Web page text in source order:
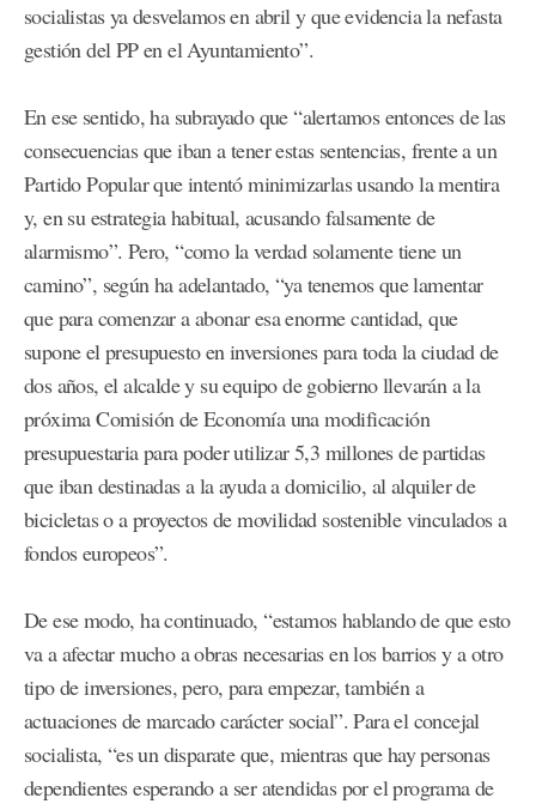
socialistas ya desvelamos en abril y que evidencia la nefasta
gestión del PP en el Ayuntamiento”.
En ese sentido, ha subrayado que “alertamos entonces de las
consecuencias que iban a tener estas sentencias, frente a un
Partido Popular que intentó minimizarlas usando la mentira
y, en su estrategia habitual, acusando falsamente de
alarmismo”. Pero, “como la verdad solamente tiene un
camino”, según ha adelantado, “ya tenemos que lamentar
que para comenzar a abonar esa enorme cantidad, que
supone el presupuesto en inversiones para toda la ciudad de
dos años, el alcalde y su equipo de gobierno llevarán a la
próxima Comisión de Economía una modificación
presupuestaria para poder utilizar 5,3 millones de partidas
que iban destinadas a la ayuda a domicilio, al alquiler de
bicicletas o a proyectos de movilidad sostenible vinculados a
fondos europeos”.
De ese modo, ha continuado, “estamos hablando de que esto
va a afectar mucho a obras necesarias en los barrios y a otro
tipo de inversiones, pero, para empezar, también a
actuaciones de marcado carácter social”. Para el concejal
socialista, “es un disparate que, mientras que hay personas
dependientes esperando a ser atendidas por el programa de